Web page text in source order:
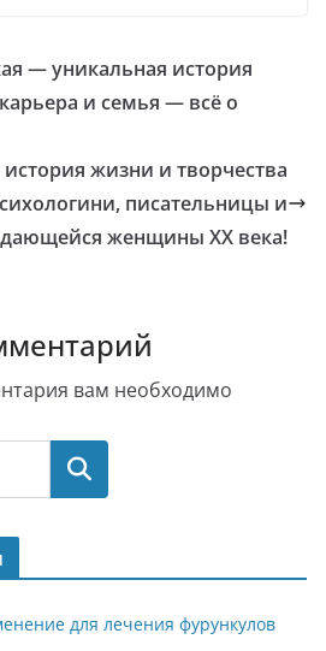
— уникальная история
и семья — всё о
жизни и творчества
писательницы и
женщины ХХ века!
вам необходимо
Поиск
для лечения фурункулов